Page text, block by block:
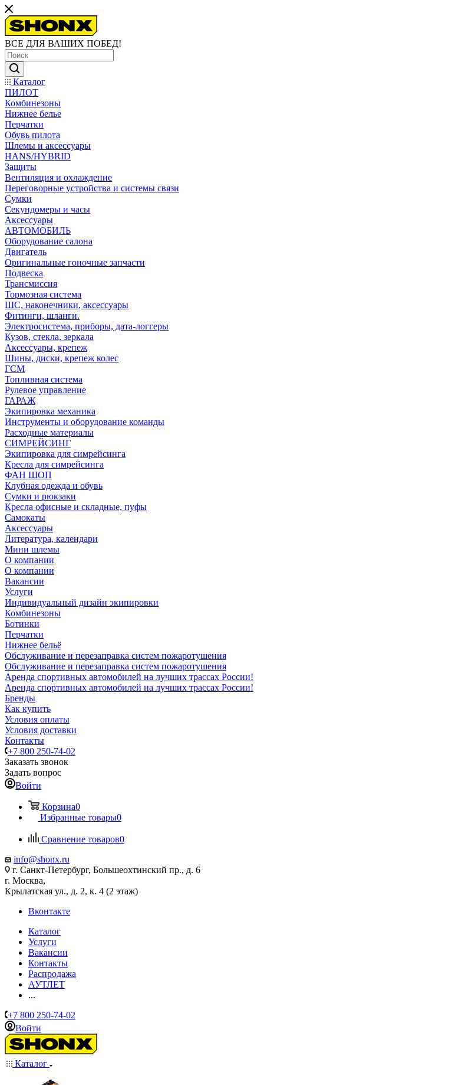
ВСЕ ДЛЯ ВАШИХ ПОБЕД!
Каталог
ПИЛОТ
Комбинезоны
Нижнее белье
Перчатки
Обувь пилота
Шлемы и аксессуары
HANS/HYBRID
Защиты
Вентиляция и охлаждение
Переговорные устройства и системы связи
Сумки
Секундомеры и часы
Аксессуары
АВТОМОБИЛЬ
Оборудование салона
Двигатель
Оригинальные гоночные запчасти
Подвеска
Трансмиссия
Тормозная система
ШС, наконечники, аксессуары
Фитинги, шланги.
Электросистема, приборы, дата-логгеры
Кузов, стекла, зеркала
Аксессуары, крепеж
Шины, диски, крепеж колес
ГСМ
Топливная система
Рулевое управление
ГАРАЖ
Экипировка механика
Инструменты и оборудование команды
Расходные материалы
СИМРЕЙСИНГ
Экипировка для симрейсинга
Кресла для симрейсинга
ФАН ШОП
Клубная одежда и обувь
Сумки и рюкзаки
Кресла офисные и складные, пуфы
Самокаты
Аксессуары
Литература, календари
Мини шлемы
О компании
О компании
Вакансии
Услуги
Индивидуальный дизайн экипировки
Комбинезоны
Ботинки
Перчатки
Нижнее бельё
Обслуживание и перезаправка систем пожаротушения
Обслуживание и перезаправка систем пожаротушения
Аренда спортивных автомобилей на лучших трассах России!
Аренда спортивных автомобилей на лучших трассах России!
Бренды
Как купить
Условия оплаты
Условия доставки
Контакты
+7 800 250-74-02
Заказать звонок
Задать вопрос
Войти
Корзина0
Избранные товары0
Сравнение товаров0
info@shonx.ru
г. Санкт-Петербург, Большеохтинский пр., д. 6
г. Москва,
Крылатская ул., д. 2, к. 4 (2 этаж)
Вконтакте
Каталог
Услуги
Вакансии
Контакты
Распродажа
АУТЛЕТ
...
+7 800 250-74-02
Войти
Каталог